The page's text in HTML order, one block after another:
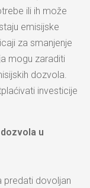
ili ih može
emisijske
za smanjenje
mogu zaraditi
dozvola.
investicije
u
predati dovoljan